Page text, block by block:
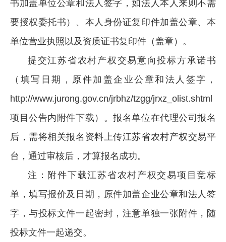
书加盖单位公章和法人签字，如法人本人来则不需
要授权委托书）、本人身份证复印件加盖公章、本
单位营业执照以及资质证书复印件（盖章）。
提交江苏省农村产权交易意向投标方承诺书
（填写日期，原件加盖企业公章和法人签字，
http://www.jurong.gov.cn/jrbhz/tzgg/jrxz_olist.shtml
项目公告内附件下载）。报名单位在代理公司报名
后，需将相关报名资料上传江苏省农村产权交易平
台，通过审核后，才算报名成功。
注：附件下载江苏省农村产权交易项目竞标
单，填写报价及日期，原件加盖企业公章和法人签
字，与投标文件一起密封，注意单独一张附件，随
投标文件一起递交。